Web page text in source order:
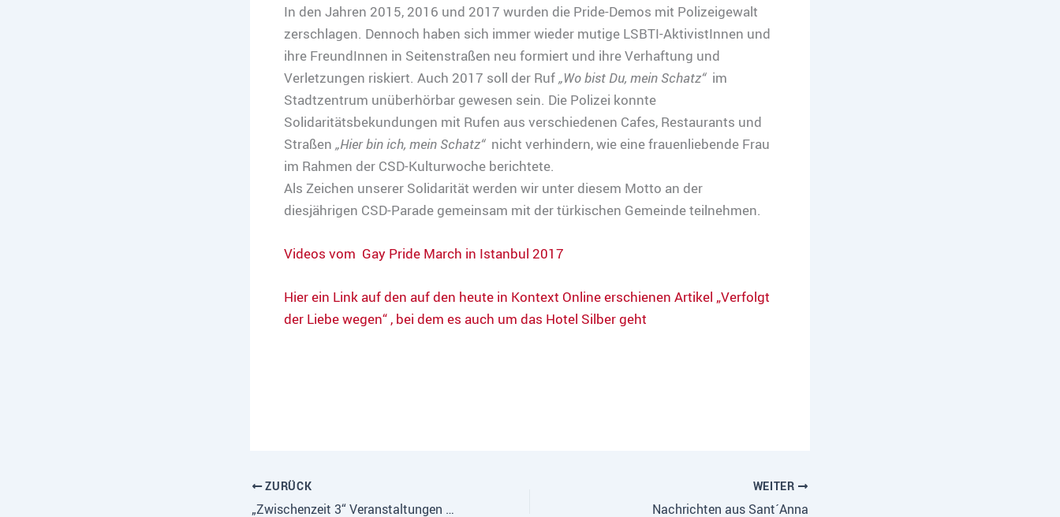
In den Jahren 2015, 2016 und 2017 wurden die Pride-Demos mit Polizeigewalt
zerschlagen. Dennoch haben sich immer wieder mutige LSBTI-AktivistInnen und
ihre FreundInnen in Seitenstraßen neu formiert und ihre Verhaftung und
Verletzungen riskiert. Auch 2017 soll der Ruf„Wo bist Du, mein Schatz“ im
Stadtzentrum unüberhörbar gewesen sein. Die Polizei konnte
Solidaritätsbekundungen mit Rufen aus verschiedenen Cafes, Restaurants und
Straßen „Hier bin ich, mein Schatz“ nicht verhindern, wie eine frauenliebende Frau
im Rahmen der CSD-Kulturwoche berichtete.
Als Zeichen unserer Solidarität werden wir unter diesem Motto an der
diesjährigen CSD-Parade gemeinsam mit der türkischen Gemeinde teilnehmen.
Videos vom Gay Pride March in Istanbul 2017
Hier ein Link auf den auf den heute in Kontext Online erschienen Artikel „Verfolgt
der Liebe wegen“ , bei dem es auch um das Hotel Silber geht
ZURÜCK
„Zwischenzeit 3“ Veranstaltungen September 2017 bis März 2018
WEITER
Nachrichten aus Sant´Anna